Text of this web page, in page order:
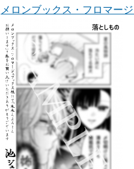
メロンブックス・フロマ